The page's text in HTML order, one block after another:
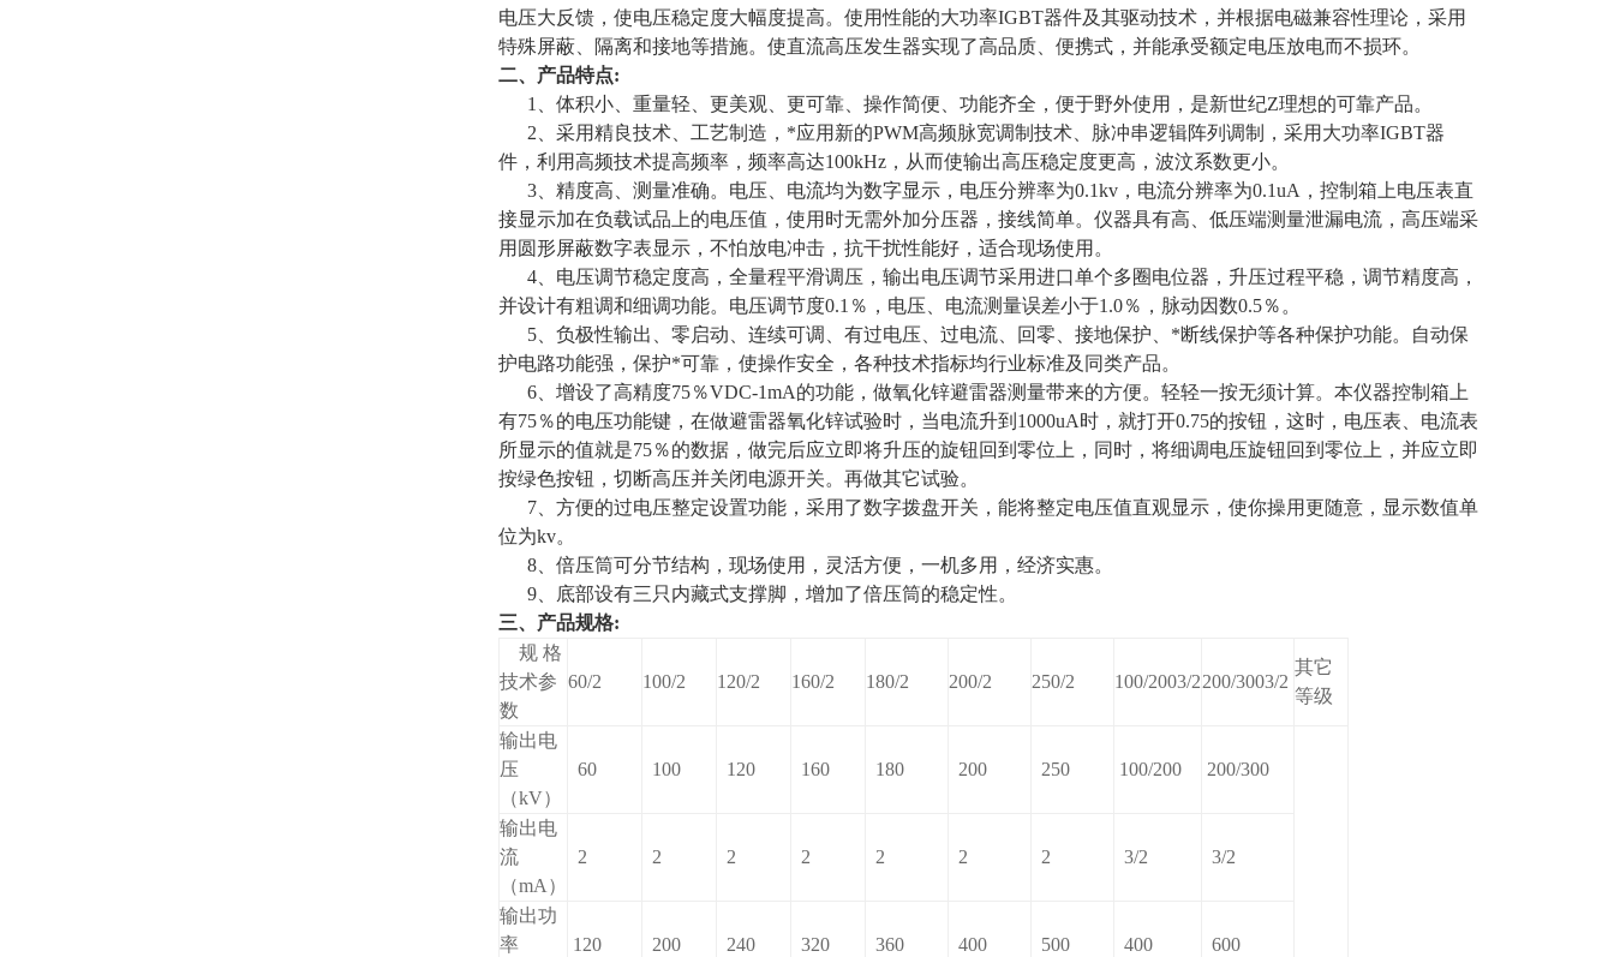
电压大反馈，使电压稳定度大幅度提高。使用性能的大功率IGBT器件及其驱动技术，并根据电磁兼容性理论，采用
特殊屏蔽、隔离和接地等措施。使直流高压发生器实现了高品质、便携式，并能承受额定电压放电而不损环。
二、产品特点:
1、体积小、重量轻、更美观、更可靠、操作简便、功能齐全，便于野外使用，是新世纪Z理想的可靠产品。
2、采用精良技术、工艺制造，*应用新的PWM高频脉宽调制技术、脉冲串逻辑阵列调制，采用大功率IGBT器
件，利用高频技术提高频率，频率高达100kHz，从而使输出高压稳定度更高，波汶系数更小。
3、精度高、测量准确。电压、电流均为数字显示，电压分辨率为0.1kv，电流分辨率为0.1uA，控制箱上电压表直
接显示加在负载试品上的电压值，使用时无需外加分压器，接线简单。仪器具有高、低压端测量泄漏电流，高压端采
用圆形屏蔽数字表显示，不怕放电冲击，抗干扰性能好，适合现场使用。
4、电压调节稳定度高，全量程平滑调压，输出电压调节采用进口单个多圈电位器，升压过程平稳，调节精度高，
并设计有粗调和细调功能。电压调节度0.1％，电压、电流测量误差小于1.0％，脉动因数0.5％。
5、负极性输出、零启动、连续可调、有过电压、过电流、回零、接地保护、*断线保护等各种保护功能。自动保
护电路功能强，保护*可靠，使操作安全，各种技术指标均行业标准及同类产品。
6、增设了高精度75％VDC-1mA的功能，做氧化锌避雷器测量带来的方便。轻轻一按无须计算。本仪器控制箱上
有75％的电压功能键，在做避雷器氧化锌试验时，当电流升到1000uA时，就打开0.75的按钮，这时，电压表、电流表
所显示的值就是75％的数据，做完后应立即将升压的旋钮回到零位上，同时，将细调电压旋钮回到零位上，并应立即
按绿色按钮，切断高压并关闭电源开关。再做其它试验。
7、方便的过电压整定设置功能，采用了数字拨盘开关，能将整定电压值直观显示，使你操用更随意，显示数值单
位为kv。
8、倍压筒可分节结构，现场使用，灵活方便，一机多用，经济实惠。
9、底部设有三只内藏式支撑脚，增加了倍压筒的稳定性。
三、产品规格:
规 格
技术参
数
60/2 100/2 120/2 160/2 180/2 200/2 250/2 100/2003/2200/3003/2
其它
等级
输出电
压
（kV）
60 100 120 160 180 200 250 100/200 200/300
输出电
流
（mA）
2 2 2 2 2 2 2 3/2 3/2
输出功
率
120 200 240 320 360 400 500 400 600